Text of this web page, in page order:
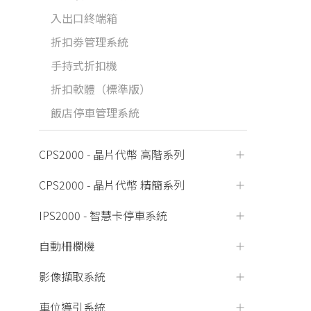
入出口終端箱
折扣劵管理系統
手持式折扣機
折扣軟體（標準版）
飯店停車管理系統
CPS2000 - 晶片代幣 高階系列
CPS2000 - 晶片代幣 精簡系列
IPS2000 - 智慧卡停車系統
自動柵欄機
影像擷取系統
車位導引系統